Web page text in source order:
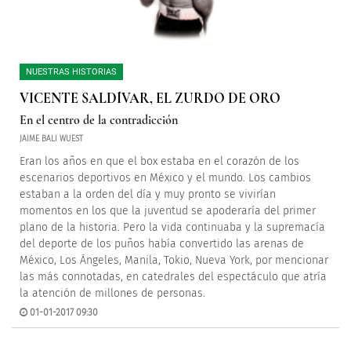
NUESTRAS HISTORIAS
VICENTE SALDÍVAR, EL ZURDO DE ORO
En el centro de la contradicción
JAIME BALI WUEST
Eran los años en que el box estaba en el corazón de los
escenarios deportivos en México y el mundo. Los cambios
estaban a la orden del día y muy pronto se vivirían
momentos en los que la juventud se apoderaría del primer
plano de la historia. Pero la vida continuaba y la supremacía
del deporte de los puños había convertido las arenas de
México, Los Ángeles, Manila, Tokio, Nueva York, por mencionar
las más connotadas, en catedrales del espectáculo que atría
la atención de millones de personas.
01-01-2017 09:30